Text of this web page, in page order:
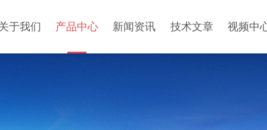
于我们 产品中心 新闻资讯 技术文章 视频中